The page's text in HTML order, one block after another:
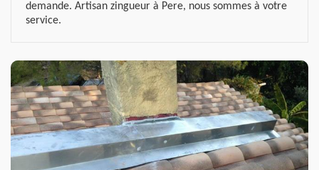
demande. Artisan zingueur à Pere, nous sommes à votre
service.